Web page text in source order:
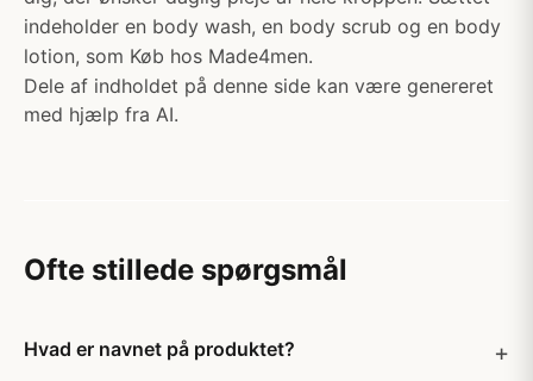
indeholder en body wash, en body scrub og en body
lotion, som Køb hos Made4men.
Dele af indholdet på denne side kan være genereret
med hjælp fra AI.
Ofte stillede spørgsmål
Hvad er navnet på produktet?